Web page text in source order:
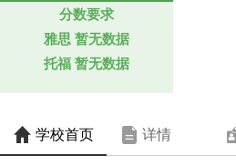
分数要求
雅思 暂无数据
托福 暂无数据
学校首页 详情